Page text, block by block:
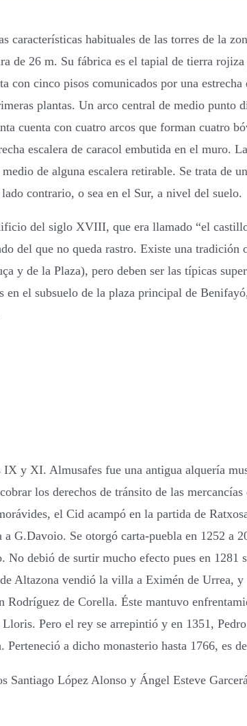
características habituales de las torres de la
de 26 m. Su fábrica es el tapial de tierra
con cinco pisos comunicados por una
plantas. Un arco central de medio punto
cuenta con cuatro arcos que forman cuatro
escalera de caracol embutida en el muro.
de alguna escalera retirable. Se trata de
contrario, o sea en el Sur, a nivel del suelo.
del siglo XVIII, que era llamado “el
del que no queda rastro. Existe una tradición
y de la Plaza), pero deben ser las típicas
en el subsuelo de la plaza principal de
y XI. Almusafes fue una antigua alquería
los derechos de tránsito de las
el Cid acampó en la partida de
G.Davoio. Se otorgó carta-puebla en 1252 a
debió de surtir mucho efecto pues en 1281
Altazona vendió la villa a Eximén de Urrea,
de Corella. Éste mantuvo
Pero el rey se arrepintió y en 1351,
a dicho monasterio hasta 1766, es
Santiago López Alonso y Ángel Esteve